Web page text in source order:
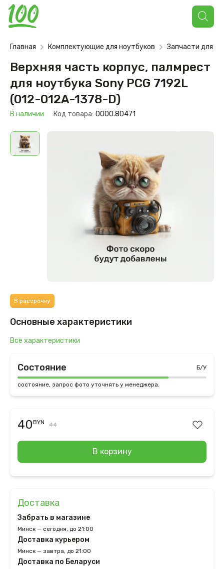
Поиск
товаров
Главная Комплектующие для ноутбуков Запчасти для
Верхняя часть корпус, палмрест
для ноутбука Sony PCG 7192L
(012-012A-1378-D)
В наличии Код товара: 0000.80471
В рассрочку
Основные характеристики
Все характеристики
Состояние Б/У
состояние, запрос фото уточнять у менеджера.
40BYN 44
В корзину
Доставка
Забрать в магазине
Минск — сегодня, до 21:00
Доставка курьером
Минск — завтра, до 21:00
Доставка по Беларуси